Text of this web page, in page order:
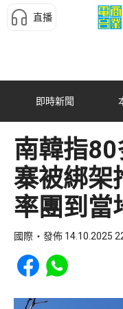
直播
即時新聞
南韓指
寨被綁
率團到當
國際 發佈 14.10.2025
Share to Facebook
Share to WhatsApp